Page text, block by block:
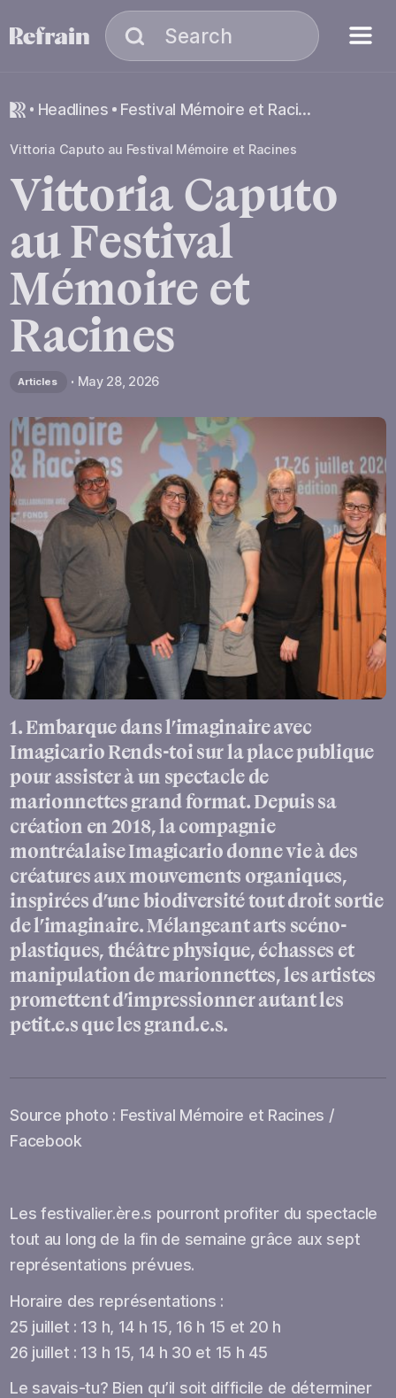
Search
headlines Festival Mémoire et Racines : 5 activités à ne pas manquer
Vittoria Caputo au Festival Mémoire et Racines
VittoriaCaputo
auFestival
Mémoire et
Racines
Articles May 28, 2026
1. Embarque dans l’imaginaire avec
Imagicario Rends-toi sur la place publique
pour assister à un spectacle de
marionnettes grand format. Depuis sa
création en 2018, la compagnie
montréalaise Imagicario donne vie à des
créatures aux mouvements organiques,
inspirées d’une biodiversité tout droit sortie
de l’imaginaire. Mélangeant arts scéno-
plastiques, théâtre physique, échasses et
manipulation de marionnettes, les artistes
promettent d’impressionner autant les
petit.e.s que les grand.e.s.
Source photo : Festival Mémoire et Racines /
Facebook
Les festivalier.ère.s pourront profiter du spectacle
tout au long de la fin de semaine grâce aux sept
représentations prévues.
Horaire des représentations :
25 juillet : 13 h, 14 h 15, 16 h 15 et 20 h
26 juillet : 13 h 15, 14 h 30 et 15 h 45
Le savais-tu? Bien qu’il soit difficile de déterminer